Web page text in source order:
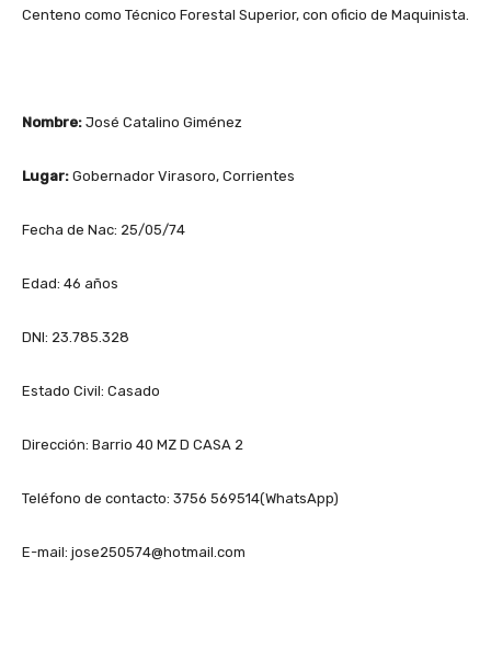
Centeno como Técnico Forestal Superior, con oficio de Maquinista.
Nombre: José Catalino Giménez
Lugar: Gobernador Virasoro, Corrientes
Fecha de Nac: 25/05/74
Edad: 46 años
DNI: 23.785.328
Estado Civil: Casado
Dirección: Barrio 40 MZ D CASA 2
Teléfono de contacto: 3756 569514(WhatsApp)
E-mail: jose250574@hotmail.com